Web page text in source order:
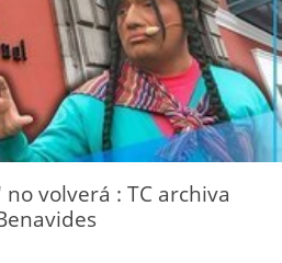
volverá : TC archiva